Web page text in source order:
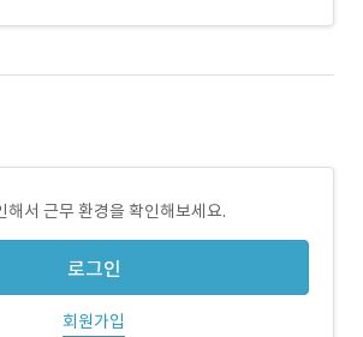
해서 근무 환경을 확인해보세요.
로그인
회원가입